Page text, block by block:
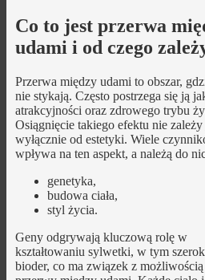
Co to jest przerwa
udami i od czego
Przerwa między udami to obszar,
nie stykają. Często postrzega się ją
atrakcyjności oraz zdrowego trybu
Osiągnięcie takiego efektu nie
wyłącznie od estetyki. Wiele
wpływa na ten aspekt, a należą do
genetyka,
budowa ciała,
styl życia.
Geny odgrywają kluczową rolę w
kształtowaniu sylwetki, w tym
bioder, co ma związek z